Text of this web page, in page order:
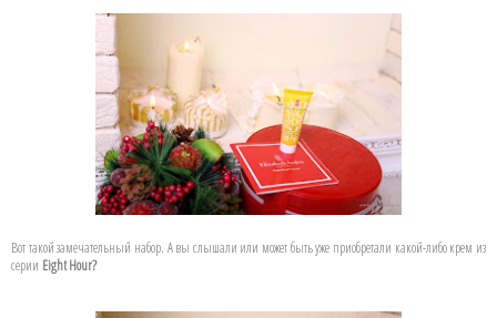
Вот такой замечательный набор. А вы слышали или может быть уже приобретали какой-либо крем из
серии Eight Hour?